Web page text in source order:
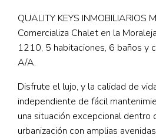
QUALITY KEYS INMOBILIARIOS
Comercializa Chalet en la
1210, 5 habitaciones, 6 baños y
A/A.
Disfrute el lujo, y la calidad de
independiente de fácil
una situación excepcional dentro
urbanización con amplias